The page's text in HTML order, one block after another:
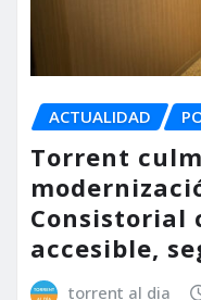
ACTUALIDAD
Torrent
Consistorial
accesible,
torrent al dia